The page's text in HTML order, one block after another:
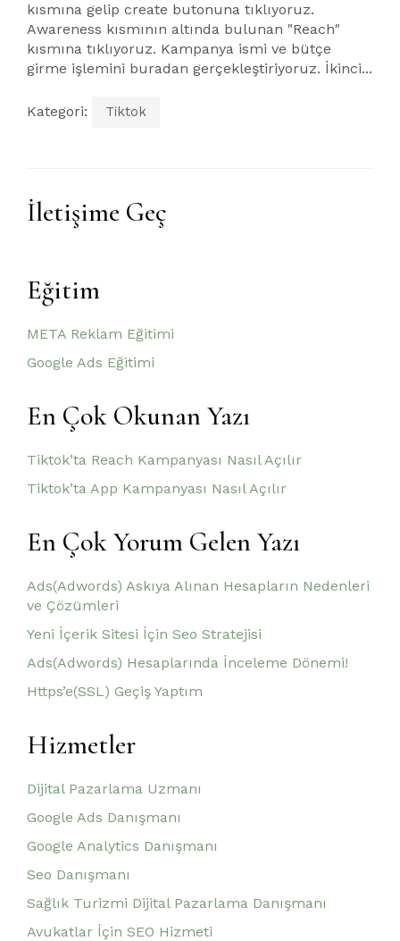
kısmına gelip create butonuna tıklıyoruz.
Awareness kısmının altında bulunan "Reach"
kısmına tıklıyoruz. Kampanya ismi ve bütçe
girme işlemini buradan gerçekleştiriyoruz. İkinci...
Kategori: Tiktok
İletişime Geç
Eğitim
META Reklam Eğitimi
Google Ads Eğitimi
En Çok Okunan Yazı
Tiktok’ta Reach Kampanyası Nasıl Açılır
Tiktok’ta App Kampanyası Nasıl Açılır
En Çok Yorum Gelen Yazı
Ads(Adwords) Askıya Alınan Hesapların Nedenleri
ve Çözümleri
Yeni İçerik Sitesi İçin Seo Stratejisi
Ads(Adwords) Hesaplarında İnceleme Dönemi!
Https’e(SSL) Geçiş Yaptım
Hizmetler
Dijital Pazarlama Uzmanı
Google Ads Danışmanı
Google Analytics Danışmanı
Seo Danışmanı
Sağlık Turizmi Dijital Pazarlama Danışmanı
Avukatlar İçin SEO Hizmeti